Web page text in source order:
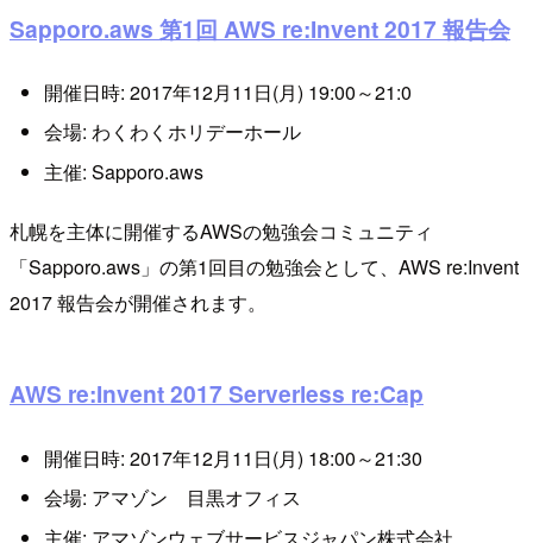
Sapporo.aws 第1回 AWS re:Invent 2017 報告会
開催日時: 2017年12月11日(月) 19:00～21:0
会場: わくわくホリデーホール
主催: Sapporo.aws
札幌を主体に開催するAWSの勉強会コミュニティ
「Sapporo.aws」の第1回目の勉強会として、AWS re:Invent
2017 報告会が開催されます。
AWS re:Invent 2017 Serverless re:Cap
開催日時: 2017年12月11日(月) 18:00～21:30
会場: アマゾン 目黒オフィス
主催: アマゾンウェブサービスジャパン株式会社